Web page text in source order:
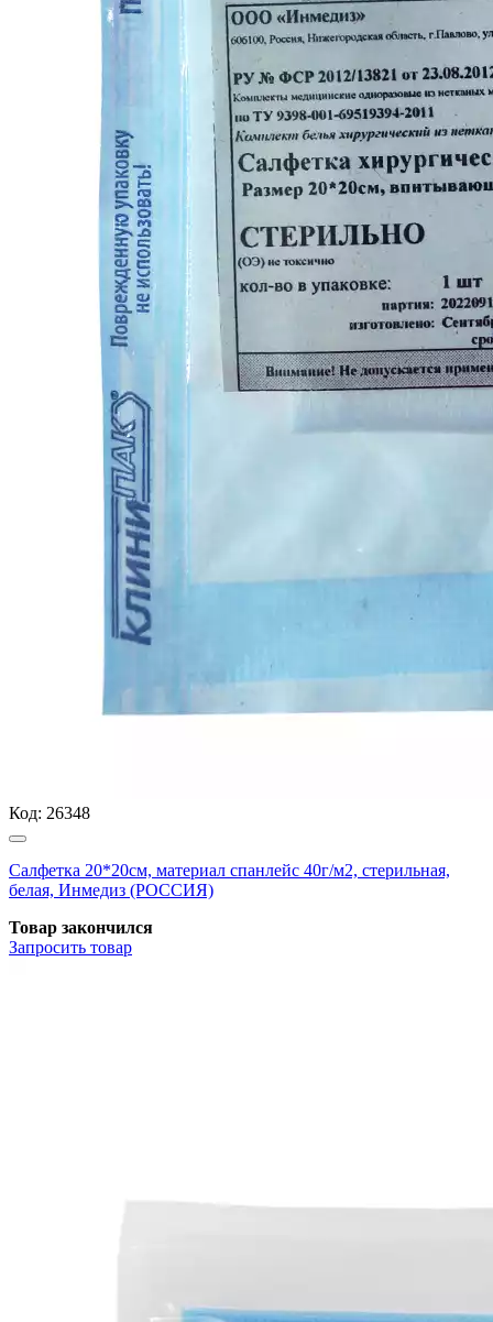
Код: 26348
Салфетка 20*20см, материал спанлейс 40г/м2, стерильная,
белая, Инмедиз (РОССИЯ)
Товар закончился
Запросить товар